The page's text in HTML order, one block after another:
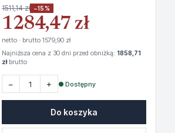
1511,14 zł −15%
1284,47 zł
netto · brutto 1579,90 zł
Najniższa cena z 30 dni przed obniżką: 1858,71
złbrutto
− + ● Dostępny
Do koszyka